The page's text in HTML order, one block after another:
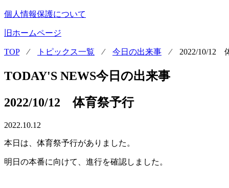
個人情報保護について
旧ホームページ
TOP⁄ トピックス一覧 ⁄ 今日の出来事 ⁄ 2022/10/12
TODAY'S NEWS今日の出来事
2022/10/12 体育祭予行
2022.10.12
本日は、体育祭予行がありました。
明日の本番に向けて、進行を確認しました。